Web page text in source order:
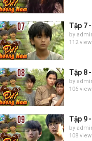
Tập 7
by
112
Tập 8
by
106
Tập 9
by
108